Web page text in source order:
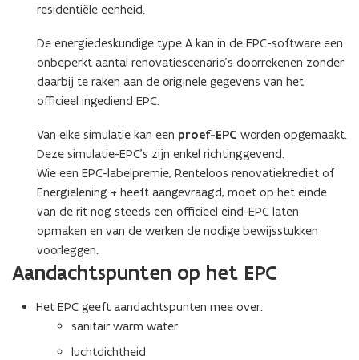
residentiële eenheid.
De energiedeskundige type A kan in de EPC-software een
onbeperkt aantal renovatiescenario’s doorrekenen zonder
daarbij te raken aan de originele gegevens van het
officieel ingediend EPC.
Van elke simulatie kan een proef-EPC worden opgemaakt.
Deze simulatie-EPC’s zijn enkel richtinggevend.
Wie een EPC-labelpremie, Renteloos renovatiekrediet of
Energielening + heeft aangevraagd, moet op het einde
van de rit nog steeds een officieel eind-EPC laten
opmaken en van de werken de nodige bewijsstukken
voorleggen.
Aandachtspunten op het EPC
Het EPC geeft aandachtspunten mee over:
sanitair warm water
luchtdichtheid